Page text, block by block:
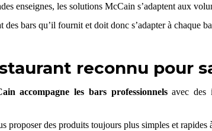
enseignes, les solutions McCain s’adaptent aux
des bars qu’il fournit et doit donc s’adapter à chaque
reconnu pour
accompagne les bars professionnelsavec des
proposer des produits toujours plus simples et